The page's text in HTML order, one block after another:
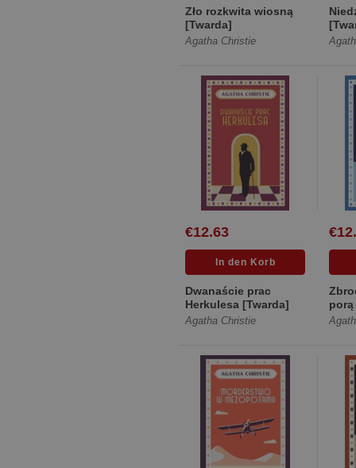
Zło rozkwita wiosną
[Twarda]
Agatha Christie
€12.63
Dwanaście prac
Herkulesa [Twarda]
Agatha Christie